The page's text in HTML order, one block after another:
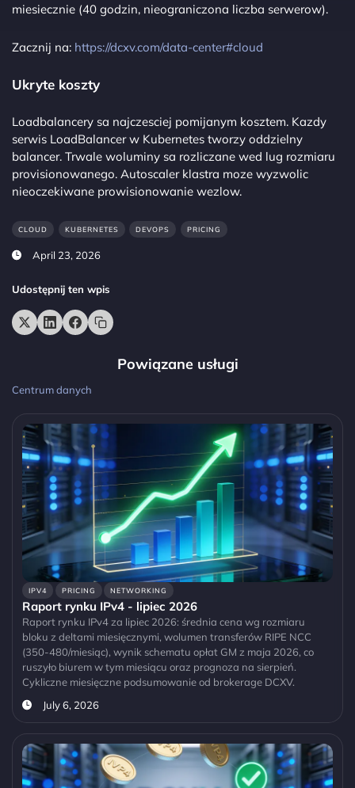
miesiecznie (40 godzin, nieograniczona liczba serwerow).
Zacznij na: https://dcxv.com/data-center#cloud
Ukryte koszty
Loadbalancery sa najczesciej pomijanym kosztem. Kazdy
serwis LoadBalancer w Kubernetes tworzy oddzielny
balancer. Trwale woluminy sa rozliczane wed lug rozmiaru
provisionowanego. Autoscaler klastra moze wyzwolic
nieoczekiwane prowisionowanie wezlow.
CLOUD KUBERNETES DEVOPS PRICING
April 23, 2026
Udostępnij ten wpis
Powiązane usługi
Centrum danych
IPV4 PRICING NETWORKING
Raport rynku IPv4 - lipiec 2026
Raport rynku IPv4 za lipiec 2026: średnia cena wg rozmiaru
bloku z deltami miesięcznymi, wolumen transferów RIPE NCC
(350-480/miesiąc), wynik schematu opłat GM z maja 2026, co
ruszyło biurem w tym miesiącu oraz prognoza na sierpień.
Cykliczne miesięczne podsumowanie od brokerage DCXV.
July 6, 2026